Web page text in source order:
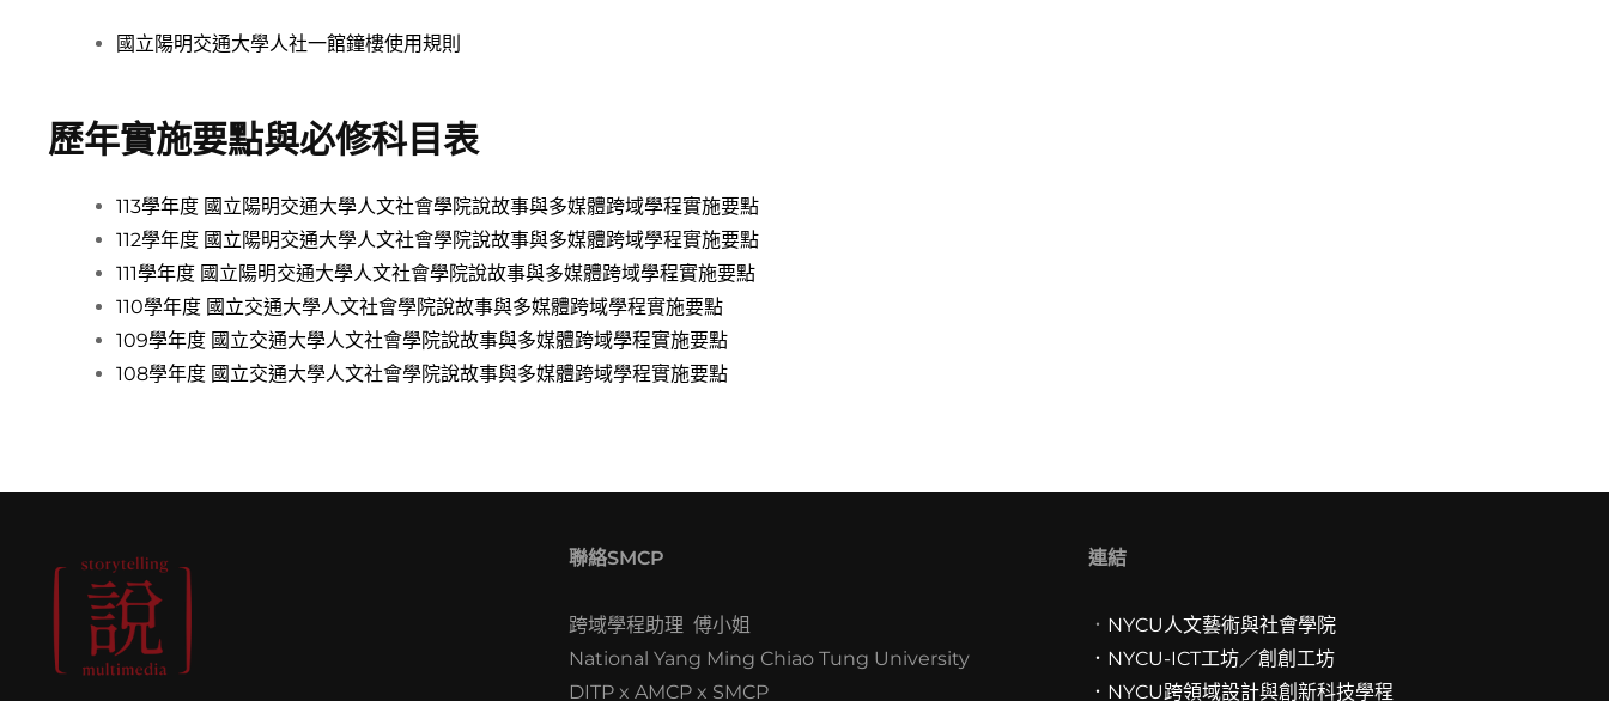
國立陽明交通大學人社一館鐘樓使用規則
歷年實施要點與必修科目表
113學年度 國立陽明交通大學人文社會學院說故事與多媒體跨域學程實施要點
112學年度 國立陽明交通大學人文社會學院說故事與多媒體跨域學程實施要點
111學年度 國立陽明交通大學人文社會學院說故事與多媒體跨域學程實施要點
110學年度 國立交通大學人文社會學院說故事與多媒體跨域學程實施要點
109學年度 國立交通大學人文社會學院說故事與多媒體跨域學程實施要點
108學年度 國立交通大學人文社會學院說故事與多媒體跨域學程實施要點
聯絡SMCP
跨域學程助理 傅小姐
National Yang Ming Chiao Tung University
DITP x AMCP x SMCP
連結
． NYCU人文藝術與社會學院
．NYCU-ICT工坊／創創工坊
． NYCU跨領域設計與創新科技學程